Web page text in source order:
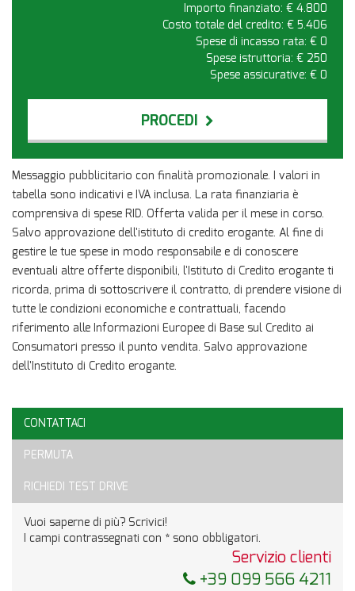
Importo finanziato: € 4.800
Costo totale del credito: € 5.406
Spese di incasso rata: € 0
Spese istruttoria: € 250
Spese assicurative: € 0
PROCEDI
Contattaci
Ho letto e accettol'informativa privacy*
Acconsento al trattamento dei miei dati per finalità di
Invia la tua richiesta
Messaggio pubblicitario con finalità promozionale. I valori in
tabella sono indicativi e IVA inclusa. La rata finanziaria è
comprensiva di spese RID. Offerta valida per il mese in corso.
Salvo approvazione dell'istituto di credito erogante. Al fine di
gestire le tue spese in modo responsabile e di conoscere
eventuali altre offerte disponibili, l'Istituto di Credito erogante ti
ricorda, prima di sottoscrivere il contratto, di prendere visione di
tutte le condizioni economiche e contrattuali, facendo
riferimento alle Informazioni Europee di Base sul Credito ai
Consumatori presso il punto vendita. Salvo approvazione
dell'Instituto di Credito erogante.
CONTATTACI
PERMUTA
RICHIEDI TEST DRIVE
Vuoi saperne di più? Scrivici!
I campi contrassegnati con * sono obbligatori.
Servizio clienti
+39 099 566 4211